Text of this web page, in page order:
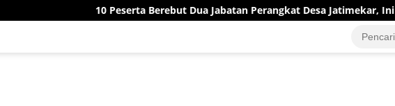
10 Peserta Berebut Dua Jabatan Perangkat Desa Jatimekar, Ini Hasil Seleksinya